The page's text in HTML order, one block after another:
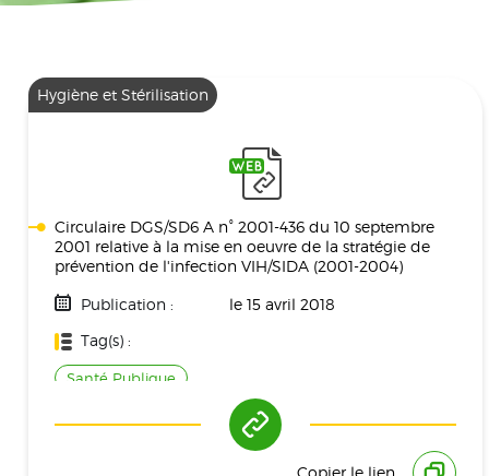
Hygiène et Stérilisation
Circulaire DGS/SD6 A n° 2001-436 du 10 septembre
2001 relative à la mise en oeuvre de la stratégie de
prévention de l'infection VIH/SIDA (2001-2004)
Publication :
le 15 avril 2018
Tag(s) :
Santé Publique
Copier le lien